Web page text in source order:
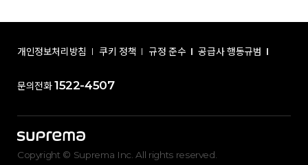
개인정보처리방침 쿠키 정책 규정 준수 공급사 행동규범
문의전화 1522-4507
Copyright © Suprema Inc. All rights reserved.